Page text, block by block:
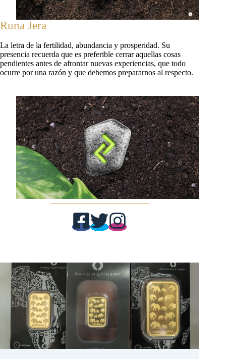
Runa Jera
La letra de la fertilidad, abundancia y prosperidad. Su
presencia recuerda que es preferible cerrar aquellas cosas
pendientes antes de afrontar nuevas experiencias, que todo
ocurre por una razón y que debemos prepararnos al respecto.